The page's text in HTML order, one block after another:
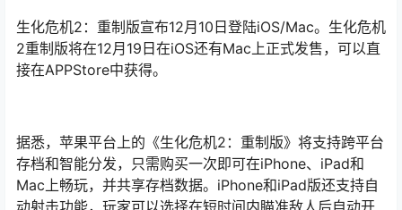
生化危机2：重制版宣布12月10日登陆iOS/Mac。生化危机
2重制版将在12月19日在iOS还有Mac上正式发售，可以直
接在APPStore中获得。
据悉，苹果平台上的《生化危机2：重制版》将支持跨平台
存档和智能分发，只需购买一次即可在iPhone、iPad和
Mac上畅玩，并共享存档数据。iPhone和iPad版还支持自